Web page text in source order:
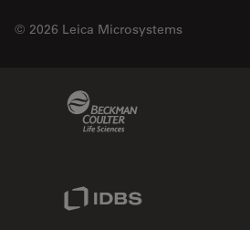
© 2026 Leica Microsystems